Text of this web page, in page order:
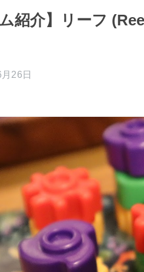
ム紹介】リーフ
26日